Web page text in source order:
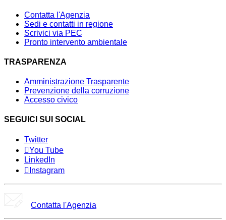
Contatta l'Agenzia
Sedi e contatti in regione
Scrivici via PEC
Pronto intervento ambientale
TRASPARENZA
Amministrazione Trasparente
Prevenzione della corruzione
Accesso civico
SEGUICI SUI SOCIAL
Twitter
You Tube
LinkedIn
Instagram
Contatta l'Agenzia